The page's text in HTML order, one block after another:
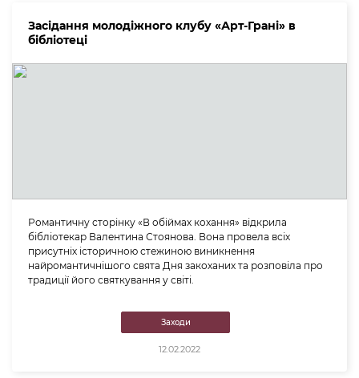
Засідання молодіжного клубу «Арт-Грані» в
бібліотеці
Романтичну сторінку «В обіймах кохання» відкрила
бібліотекар Валентина Стоянова. Вона провела всіх
присутніх історичною стежиною виникнення
найромантичнішого свята Дня закоханих та розповіла про
традиції його святкування у світі.
Заходи
12.02.2022